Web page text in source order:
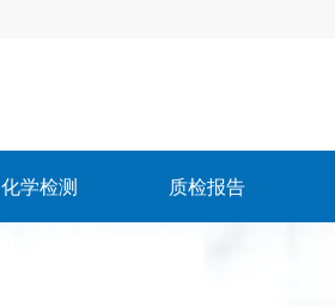
化学检测 质检报告